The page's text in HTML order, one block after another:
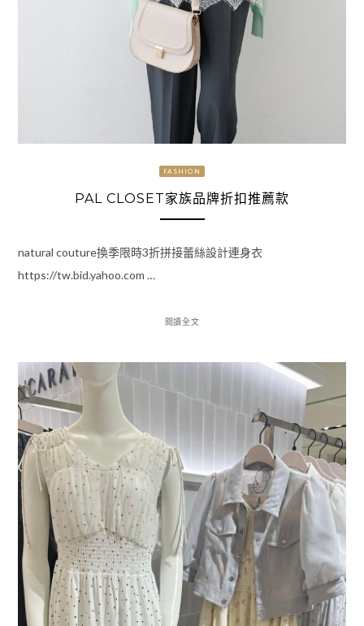
FASHION
PAL CLOSET家族品牌折扣推薦款
natural couture換季限時3折拼接蕾絲設計連身衣
https://tw.bid.yahoo.com …
閱讀全文